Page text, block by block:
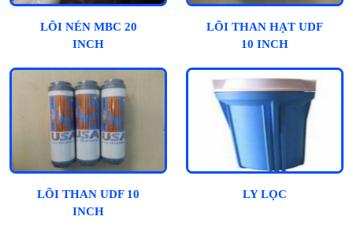
LÕI NÉN MBC 20
INCH
LÕI THAN HẠT UDF
10 INCH
LÕI THAN UDF 10
INCH
LY LỌC